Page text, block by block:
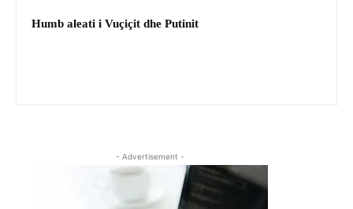
Humb aleati i Vuçiçit dhe Putinit
- Advertisement -